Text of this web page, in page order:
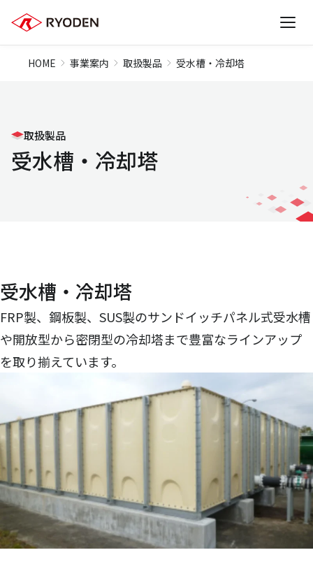
HOME 事業案内 取扱製品 受水槽・冷却塔
取扱製品
受水槽・冷却塔
受水槽・冷却塔
FRP製、鋼板製、SUS製のサンドイッチパネル式受水槽
や開放型から密閉型の冷却塔まで豊富なラインアップ
を取り揃えています。